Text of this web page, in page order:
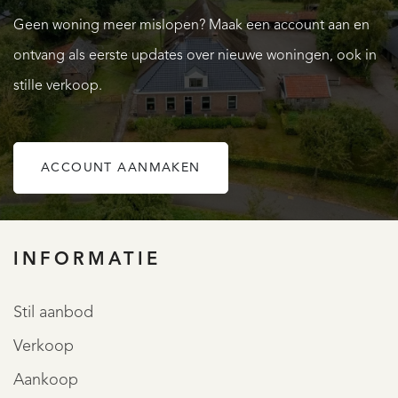
parkeergelegenheid en buitenruimte om volop te
genieten van het buitenleven in alle rust en privacy.
De woning combineert authentieke sfeer met comfort.
Grote raampartijen zorgen voor veel lichtinval en een
prachtig uitzicht over het eigen perceel en de groene
omgeving. De diverse woonvertrekken, ruime keuken en
mogelijkheden biedt voor opslag of hobby.
Geen woning meer mislopen? Maak een account aan en
ontvang als eerste updates over nieuwe woningen, ook in
stille verkoop.
ACCOUNT AANMAKEN
INFORMATIE
Stil aanbod
Verkoop
Aankoop
OVER QUALIS